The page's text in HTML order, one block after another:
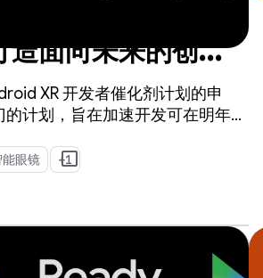
XR 开发者催
造面向未来的创新
申请！
XR 开发者催化剂计划的申
计划，旨在加速开发可在明年内
应用。
眼镜 +1